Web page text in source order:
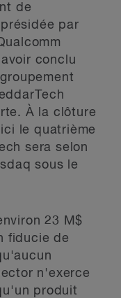
de
par
conclu
À la clôture
le quatrième
sera selon
sous le
23 M$
fiducie de
n'exerce
produit